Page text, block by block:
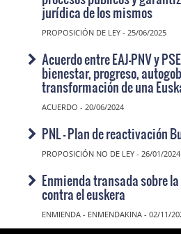
jurídica de los mismos
PROPOSICIÓN DE LEY - 25/06/2025
Acuerdo entre EAJ-PNV y
bienestar, progreso,
transformación de una
ACUERDO - 20/06/2024
PNL - Plan de reactivación
PROPOSICIÓN NO DE LEY - 26/01/2024
Enmienda transada sobre
contra el euskera
ENMIENDA - ENMENDAKINA - 02/11/